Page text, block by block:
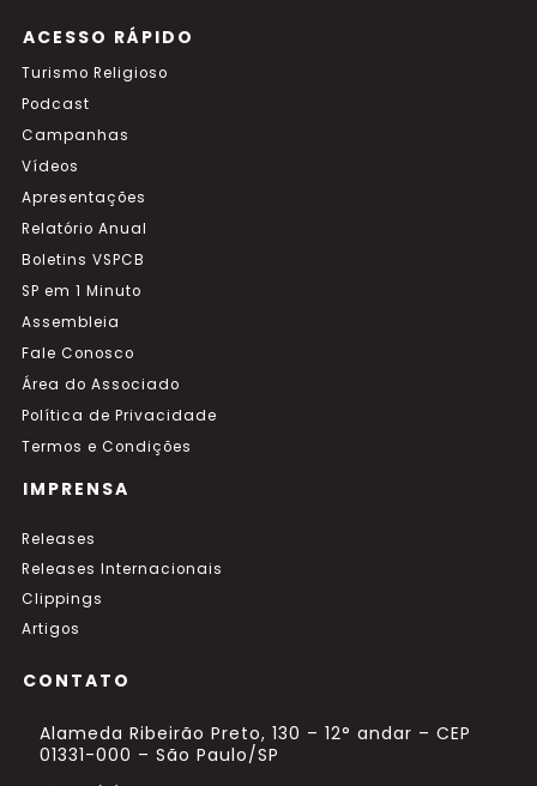
ACESSO RÁPIDO
Turismo Religioso
Podcast
Campanhas
Vídeos
Apresentações
Relatório Anual
Boletins VSPCB
SP em 1 Minuto
Assembleia
Fale Conosco
Área do Associado
Política de Privacidade
Termos e Condições
IMPRENSA
Releases
Releases Internacionais
Clippings
Artigos
CONTATO
Alameda Ribeirão Preto, 130 – 12° andar – CEP
01331-000 – São Paulo/SP